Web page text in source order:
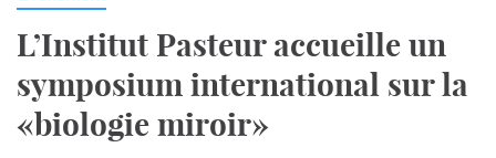
L’Institut Pasteur accueille un
symposium international sur la
«biologie miroir»